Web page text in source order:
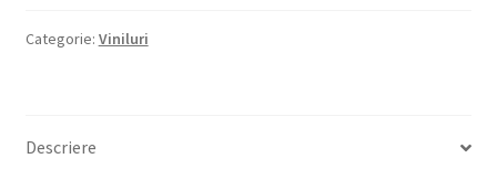
Categorie: Viniluri
Descriere